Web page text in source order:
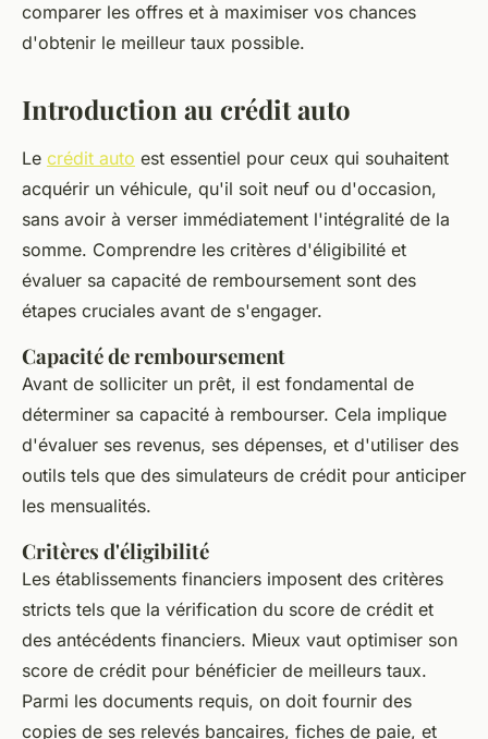
comparer les offres et à maximiser vos chances
d'obtenir le meilleur taux possible.
Introduction au crédit auto
Le crédit auto est essentiel pour ceux qui souhaitent
acquérir un véhicule, qu'il soit neuf ou d'occasion,
sans avoir à verser immédiatement l'intégralité de la
somme. Comprendre les critères d'éligibilité et
évaluer sa capacité de remboursement sont des
étapes cruciales avant de s'engager.
Capacité de remboursement
Avant de solliciter un prêt, il est fondamental de
déterminer sa capacité à rembourser. Cela implique
d'évaluer ses revenus, ses dépenses, et d'utiliser des
outils tels que des simulateurs de crédit pour anticiper
les mensualités.
Critères d'éligibilité
Les établissements financiers imposent des critères
stricts tels que la vérification du score de crédit et
des antécédents financiers. Mieux vaut optimiser son
score de crédit pour bénéficier de meilleurs taux.
Parmi les documents requis, on doit fournir des
copies de ses relevés bancaires, fiches de paie, et